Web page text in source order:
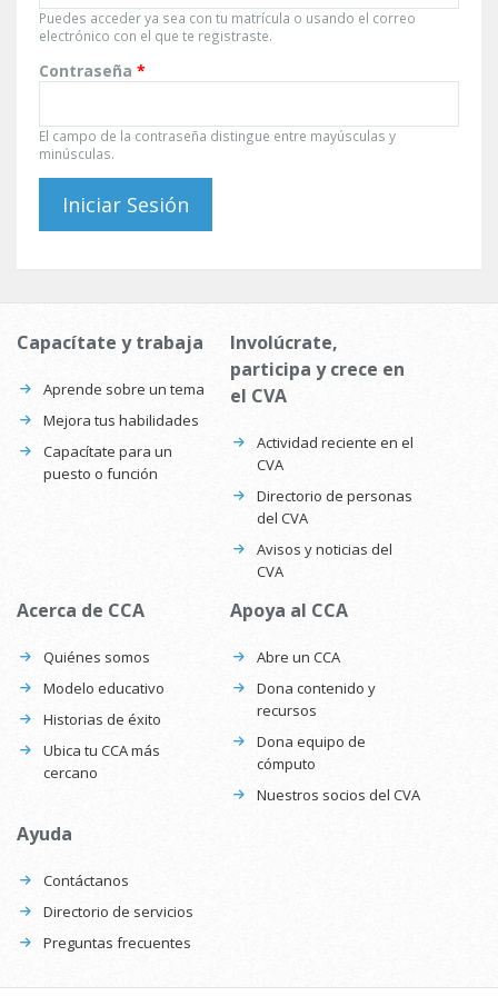
Puedes acceder ya sea con tu matrícula o usando el correo
electrónico con el que te registraste.
Contraseña *
El campo de la contraseña distingue entre mayúsculas y
minúsculas.
Capacítate y trabaja
Aprende sobre un tema
Mejora tus habilidades
Capacítate para un
puesto o función
Involúcrate,
participa y crece en
el CVA
Actividad reciente en el
CVA
Directorio de personas
del CVA
Avisos y noticias del
CVA
Acerca de CCA
Quiénes somos
Modelo educativo
Historias de éxito
Ubica tu CCA más
cercano
Apoya al CCA
Abre un CCA
Dona contenido y
recursos
Dona equipo de
cómputo
Nuestros socios del CVA
Ayuda
Contáctanos
Directorio de servicios
Preguntas frecuentes